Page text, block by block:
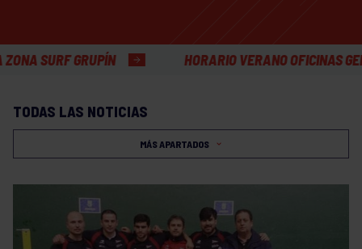
HORARIO VERANO OFICINAS GENERALES
TODAS LAS NOTICIAS
MÁS APARTADOS